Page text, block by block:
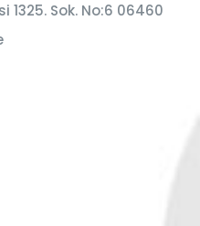
1325. Sok. No:6 06460